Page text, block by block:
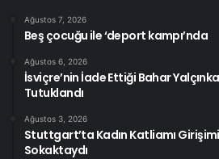
Sendika.org internet sitesinde
günü Lenin’in “Boykota Karşı”
Sendika.org,
Ağustos 7, 2026
Beş çocuğu ile ‘deport kampı’nda
Ağustos 6, 2026
İsviçre’nin İade Ettiği Bahar
Tutuklandı
Ağustos 3, 2026
Stuttgart’ta Kadın Katliamı
Sokaktaydı